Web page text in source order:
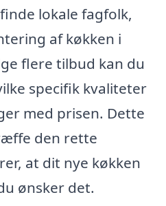
lokale fagfolk,
af køkken i
flere tilbud kan du
specifik kvaliteter
med prisen. Dette
den rette
at dit nye køkken
ønsker det.